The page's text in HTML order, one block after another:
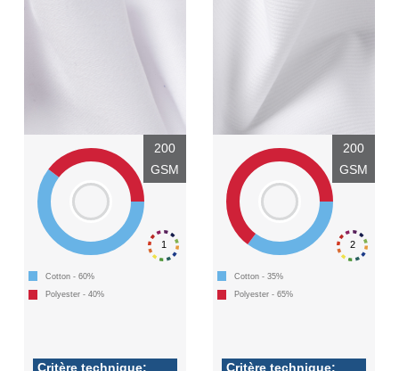
1
200
GSM
Cotton - 60%
Polyester - 40%
Critère technique:
2
200
GSM
Cotton - 35%
Polyester - 65%
Critère technique: